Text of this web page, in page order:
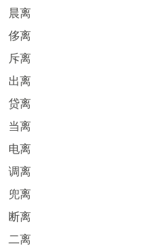
晨离
侈离
斥离
出离
贷离
当离
电离
调离
兜离
断离
二离